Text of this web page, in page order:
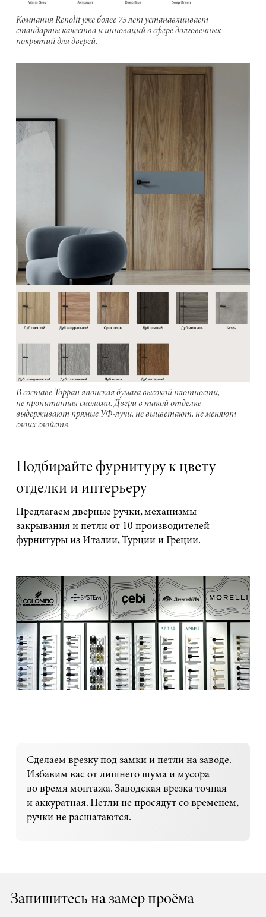
Компания Renolit уже более 75 лет устанавлиивает
стандарты качества и инноваций в сфере долговечных
покрытий для дверей.
В составе Toppan японская бумага высокой плотности,
не пропитанная смолами. Двери в такой отделке
выдерживают прямые УФ-лучи, не выцветают, не меняют
своих свойств.
Подбирайте фурнитуру к цвету
отделки и интерьеру
Предлагаем дверные ручки, механизмы
закрывания и петли от 10 производителей
фурнитуры из Италии, Турции и Греции.
Сделаем врезку под замки и петли на заводе.
Избавим вас от лишнего шума и мусора
во время монтажа. Заводская врезка точная
и аккуратная. Петли не просядут со временем,
ручки не расшатаются.
Запишитесь на замер проёма